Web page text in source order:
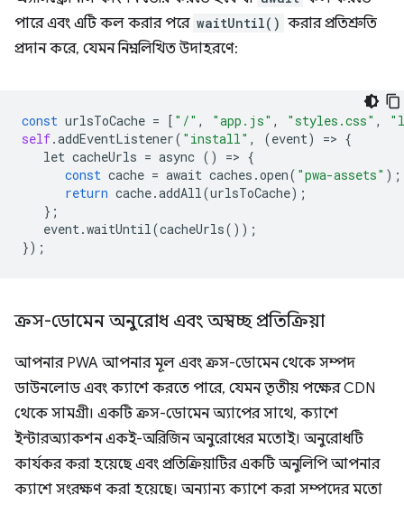
পারে এবং এটি কল করার পরে waitUntil() করার প্রতিশ্রুতি
প্রদান করে, যেমন নিম্নলিখিত উদাহরণে:
const urlsToCache = [ "/" , "app.js" , "styles.css" ,
self.addEventListener( "install" , (event) => {
let cacheUrls = async () => {
const cache = await caches .open( "pwa-assets" );
return cache.addAll(urlsToCache);
};
event.waitUntil(cacheUrls());
});
ক্রস-ডোমেন অনুরোধ এবং অস্বচ্ছ প্রতিক্রিয়া
আপনার PWA আপনার মূল এবং ক্রস-ডোমেন থেকে সম্পদ
ডাউনলোড এবং ক্যাশে করতে পারে, যেমন তৃতীয় পক্ষের CDN
থেকে সামগ্রী। একটি ক্রস-ডোমেন অ্যাপের সাথে, ক্যাশে
ইন্টারঅ্যাকশন একই-অরিজিন অনুরোধের মতোই। অনুরোধটি
কার্যকর করা হয়েছে এবং প্রতিক্রিয়াটির একটি অনুলিপি আপনার
ক্যাশে সংরক্ষণ করা হয়েছে। অন্যান্য ক্যাশে করা সম্পদের মতো